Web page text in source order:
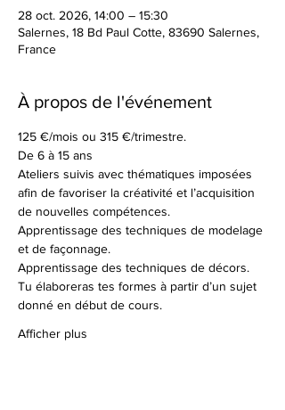
28 oct. 2026, 14:00 – 15:30
Salernes, 18 Bd Paul Cotte, 83690 Salernes,
France
À propos de l'événement
125 €/mois ou 315 €/trimestre.
De 6 à 15 ans
Ateliers suivis avec thématiques imposées
afin de favoriser la créativité et l’acquisition
de nouvelles compétences.
Apprentissage des techniques de modelage
et de façonnage.
Apprentissage des techniques de décors.
Tu élaboreras tes formes à partir d’un sujet
donné en début de cours.
Afficher plus